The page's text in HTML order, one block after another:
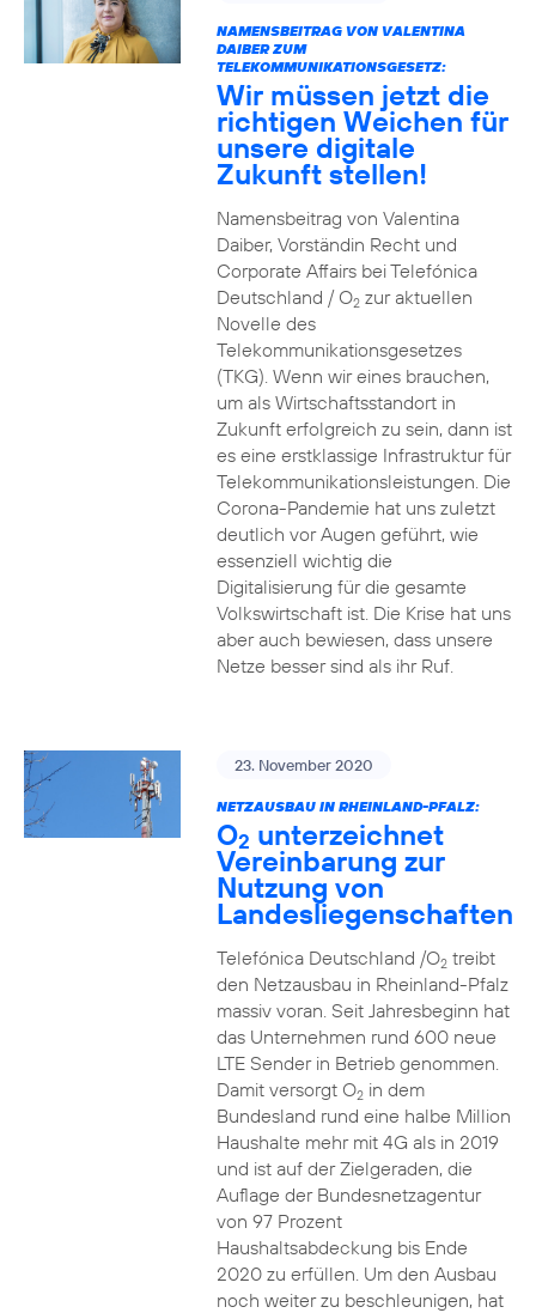
NAMENSBEITRAG VON VALENTINA
DAIBER ZUM
TELEKOMMUNIKATIONSGESETZ:
Wir müssen jetzt die
richtigen Weichen für
unsere digitale
Zukunft stellen!
Namensbeitrag von Valentina
Daiber, Vorständin Recht und
Corporate Affairs bei Telefónica
Deutschland / O2zur aktuellen
Novelle des
Telekommunikationsgesetzes
(TKG). Wenn wir eines brauchen,
um als Wirtschaftsstandort in
Zukunft erfolgreich zu sein, dann ist
es eine erstklassige Infrastruktur für
Telekommunikationsleistungen. Die
Corona-Pandemie hat uns zuletzt
deutlich vor Augen geführt, wie
essenziell wichtig die
Digitalisierung für die gesamte
Volkswirtschaft ist. Die Krise hat uns
aber auch bewiesen, dass unsere
Netze besser sind als ihr Ruf.
23. November 2020
NETZAUSBAU IN RHEINLAND-PFALZ:
O2 unterzeichnet
Vereinbarung zur
Nutzung von
Landesliegenschaften
Telefónica Deutschland /O2treibt
den Netzausbau in Rheinland-Pfalz
massiv voran. Seit Jahresbeginn hat
das Unternehmen rund 600 neue
LTE Sender in Betrieb genommen.
Damit versorgt O2in dem
Bundesland rund eine halbe Million
Haushalte mehr mit 4G als in 2019
und ist auf der Zielgeraden, die
Auflage der Bundesnetzagentur
von 97 Prozent
Haushaltsabdeckung bis Ende
2020 zu erfüllen. Um den Ausbau
noch weiter zu beschleunigen, hat